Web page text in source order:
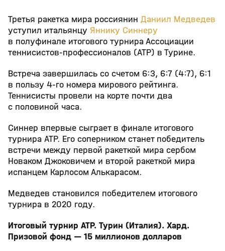
Третья ракетка мира россиянин Даниил Медведев
уступил итальянцу Яннику Синнеру
в полуфинале итогового турнира Ассоциации
теннисистов‑профессионалов (ATP) в Турине.
Встреча завершилась со счетом 6:3, 6:7 (4:7), 6:1
в пользу 4‑го номера мирового рейтинга.
Теннисисты провели на корте почти два
с половиной часа.
Синнер впервые сыграет в финале итогового
турнира ATP. Его соперником станет победитель
встречи между первой ракеткой мира сербом
Новаком Джоковичем и второй ракеткой мира
испанцем Карлосом Алькарасом.
Медведев становился победителем итогового
турнира в 2020 году.
Итоговый турнир ATP. Турин (Италия). Хард.
Призовой фонд — 15 миллионов долларов